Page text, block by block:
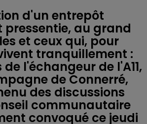
d'un entrepôt
pressentie, au grand
et ceux qui, pour
tranquillement :
l'échangeur de l'A11,
de Connerré,
des discussions
communautaire
convoqué ce jeudi